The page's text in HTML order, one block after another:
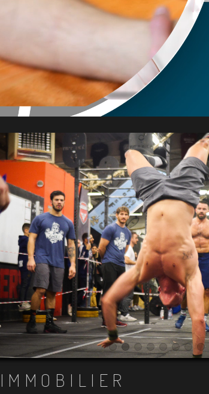
Item 1
Item 2
Item 3
Item 4
Item 5
Item